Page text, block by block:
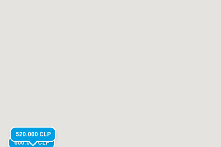
600.000CLP
520.000 CLP